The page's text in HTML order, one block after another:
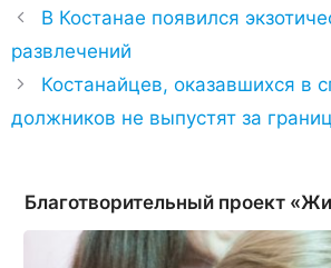
В Костанае появился
развлечений
Костанайцев, оказавшихся в
должников не выпустят за
Благотворительный проект